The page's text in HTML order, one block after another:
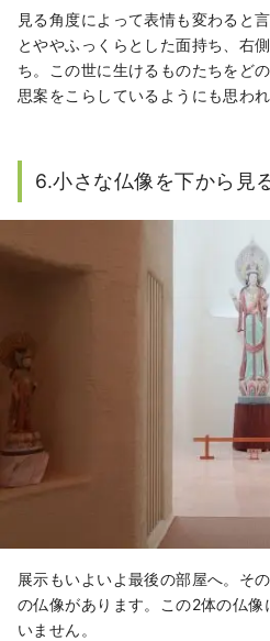
見る角度によって表情も変わると
とややふっくらとした面持ち、右
ち。この世に生けるものたちをど
思案をこらしているようにも思われ
6.小さな仏像を下から見
展示もいよいよ最後の部屋へ。そ
の仏像があります。この2体の仏
いません。